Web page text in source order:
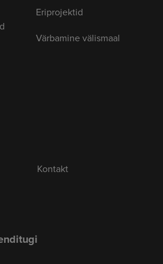
Eriprojektid
Värbamine välismaal
Kontakt